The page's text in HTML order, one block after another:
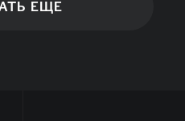
ЕЩЕ